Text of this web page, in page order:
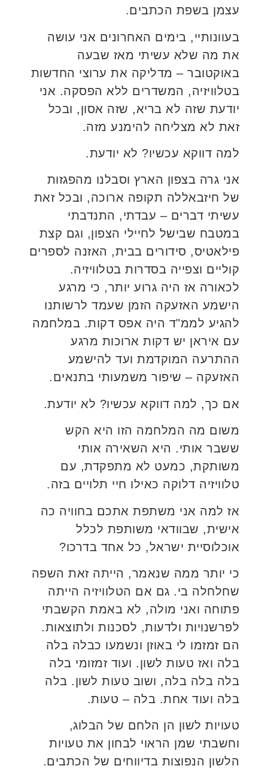
עצמן בשפת הכתבים.
בעוונותיי, בימים האחרונים אני עושה
את מה שלא עשיתי מאז שבעה
באוקטובר – מדליקה את ערוצי החדשות
בטלוויזיה, המשדרים ללא הפסקה. אני
יודעת שזה לא בריא, שזה אסון, ובכל
זאת לא מצליחה להימנע מזה.
למה דווקא עכשיו? לא יודעת.
אני גרה בצפון הארץ וסבלנו מהפגזות
של חיזבאללה תקופה ארוכה, ובכל זאת
עשיתי דברים – עבדתי, התנדבתי
במטבח שבישל לחיילי הצפון, וגם קצת
פילאטיס, סידורים בבית, האזנה לספרים
קוליים וצפייה בסדרות בטלוויזיה.
לכאורה אז היה גרוע יותר, כי מרגע
הישמע האזעקה הזמן שעמד לרשותנו
להגיע לממ"ד היה אפס דקות. במלחמה
עם איראן יש דקות ארוכות מרגע
ההתרעה המוקדמת ועד להישמע
האזעקה – שיפור משמעותי בתנאים.
אם כך, למה דווקא עכשיו? לא יודעת.
משום מה המלחמה הזו היא הקש
ששבר אותי. היא השאירה אותי
משותקת, כמעט לא מתפקדת, עם
טלוויזיה דלוקה כאילו חיי תלויים בזה.
אז למה אני משתפת אתכם בחוויה כה
אישית, שבוודאי משותפת לכלל
אוכלוסיית ישראל, כל אחד בדרכו?
כי יותר ממה שנאמר, הייתה זאת השפה
שחלחלה בי. גם אם הטלוויזיה הייתה
פתוחה ואני מולה, לא באמת הקשבתי
לפרשנויות ולדעות, לסכנות ולתוצאות.
הם זמזמו לי באוזן ונשמעו כבלה בלה
בלה ואז טעות לשון. ועוד זמזומי בלה
בלה בלה בלה, ושוב טעות לשון. בלה
בלה ועוד אחת. בלה – טעות.
טעויות לשון הן הלחם של הבלוג,
וחשבתי שמן הראוי לבחון את טעויות
הלשון הנפוצות בדיווחים של הכתבים.